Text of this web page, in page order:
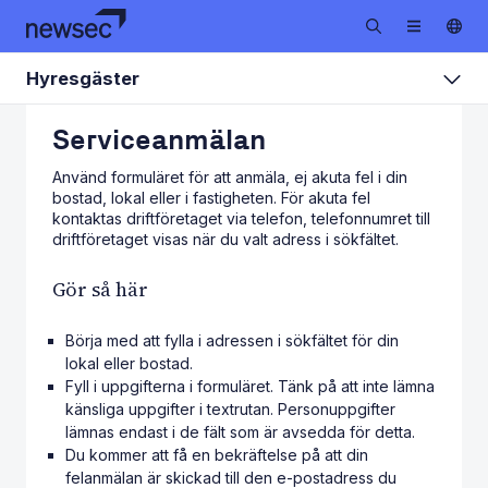
Hyresgäster
Serviceanmälan
Använd formuläret för att anmäla, ej akuta fel i din
bostad, lokal eller i fastigheten. För akuta fel
kontaktas driftföretaget via telefon, telefonnumret till
driftföretaget visas när du valt adress i sökfältet.
Gör så här
Börja med att fylla i adressen i sökfältet för din
lokal eller bostad.
Fyll i uppgifterna i formuläret. Tänk på att inte lämna
känsliga uppgifter i textrutan. Personuppgifter
lämnas endast i de fält som är avsedda för detta.
Du kommer att få en bekräftelse på att din
felanmälan är skickad till den e-postadress du